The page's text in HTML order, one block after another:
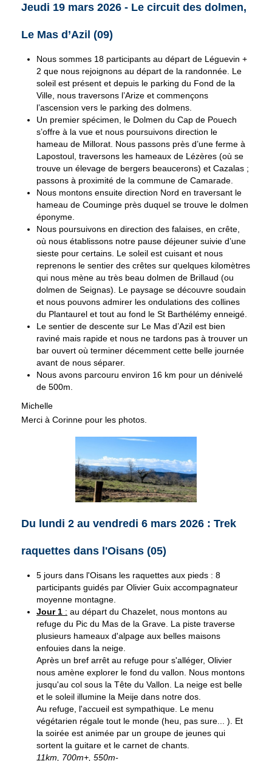
Jeudi 19 mars 2026 - Le circuit des dolmen,
Le Mas d’Azil (09)
Nous sommes 18 participants au départ de Léguevin +
2 que nous rejoignons au départ de la randonnée. Le
soleil est présent et depuis le parking du Fond de la
Ville, nous traversons l’Arize et commençons
l’ascension vers le parking des dolmens.
Un premier spécimen, le Dolmen du Cap de Pouech
s’offre à la vue et nous poursuivons direction le
hameau de Millorat. Nous passons près d’une ferme à
Lapostoul, traversons les hameaux de Lézères (où se
trouve un élevage de bergers beaucerons) et Cazalas ;
passons à proximité de la commune de Camarade.
Nous montons ensuite direction Nord en traversant le
hameau de Couminge près duquel se trouve le dolmen
éponyme.
Nous poursuivons en direction des falaises, en crête,
où nous établissons notre pause déjeuner suivie d’une
sieste pour certains. Le soleil est cuisant et nous
reprenons le sentier des crêtes sur quelques kilomètres
qui nous mène au très beau dolmen de Brillaud (ou
dolmen de Seignas). Le paysage se découvre soudain
et nous pouvons admirer les ondulations des collines
du Plantaurel et tout au fond le St Barthélémy enneigé.
Le sentier de descente sur Le Mas d’Azil est bien
raviné mais rapide et nous ne tardons pas à trouver un
bar ouvert où terminer décemment cette belle journée
avant de nous séparer.
Nous avons parcouru environ 16 km pour un dénivelé
de 500m.
Michelle
Merci à Corinne pour les photos.
Du lundi 2 au vendredi 6 mars 2026 : Trek
raquettes dans l'Oisans (05)
5 jours dans l'Oisans les raquettes aux pieds : 8
participants guidés par Olivier Guix accompagnateur
moyenne montagne.
Jour 1 : au départ du Chazelet, nous montons au
refuge du Pic du Mas de la Grave. La piste traverse
plusieurs hameaux d'alpage aux belles maisons
enfouies dans la neige.
Après un bref arrêt au refuge pour s'alléger, Olivier
nous amène explorer le fond du vallon. Nous montons
jusqu'au col sous la Tête du Vallon. La neige est belle
et le soleil illumine la Meije dans notre dos.
Au refuge, l'accueil est sympathique. Le menu
végétarien régale tout le monde (heu, pas sure... ). Et
la soirée est animée par un groupe de jeunes qui
sortent la guitare et le carnet de chants.
11km, 700m+, 550m-